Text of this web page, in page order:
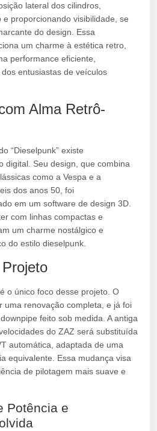
lateral dos cilindros,
proporcionando visibilidade, se
do design. Essa
um charme à estética retro,
performance eficiente,
entusiastas de veículos
Alma Retrô-
“Dieselpunk” existe
digital. Seu design, que combina
como a Vespa e a
dos anos 50, foi
em um software de design 3D.
com linhas compactas e
um charme nostálgico e
do estilo dieselpunk.
o único foco desse projeto. O
uma renovação completa, e já foi
feito sob medida. A antiga
do ZAZ será substituída
automática, adaptada de uma
equivalente. Essa mudança visa
de pilotagem mais suave e
Potência e